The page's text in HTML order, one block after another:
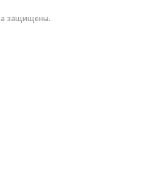
защищены.